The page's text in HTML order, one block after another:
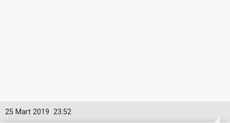
23:52
25 Mart 2019